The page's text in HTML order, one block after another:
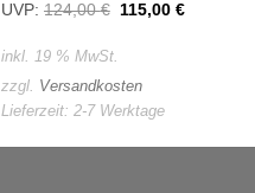
UVP: 124,00€ Ursprünglicher
115,00 €Aktueller
inkl. 19 % MwSt.
zzgl. Versandkosten
Lieferzeit: 2-7 Werktage